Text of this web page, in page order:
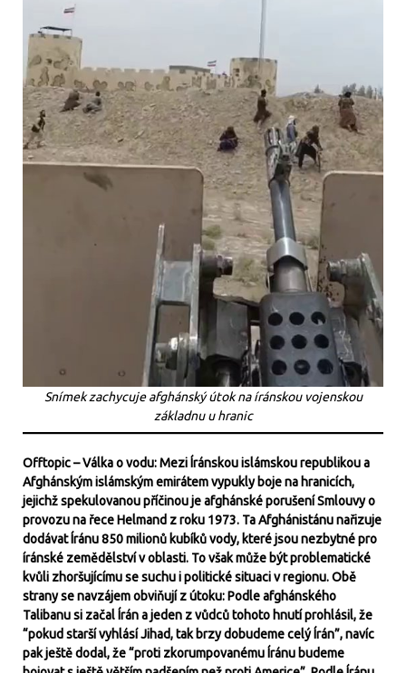
Snímek zachycuje afghánský útok na íránskou vojenskou
základnu u hranic
Offtopic – Válka o vodu: Mezi Íránskou islámskou republikou a
Afghánským islámským emirátem vypukly boje na hranicích,
jejichž spekulovanou příčinou je afghánské porušení Smlouvy o
provozu na řece Helmand z roku 1973. Ta Afghánistánu nařizuje
dodávat Íránu 850 milionů kubíků vody, které jsou nezbytné pro
íránské zemědělství v oblasti. To však může být problematické
kvůli zhoršujícímu se suchu i politické situaci v regionu. Obě
strany se navzájem obviňují z útoku: Podle afghánského
Talibanu si začal Írán a jeden z vůdců tohoto hnutí prohlásil, že
“pokud starší vyhlásí Jihad, tak brzy dobudeme celý Írán”, navíc
pak ještě dodal, že “proti zkorumpovanému Íránu budeme